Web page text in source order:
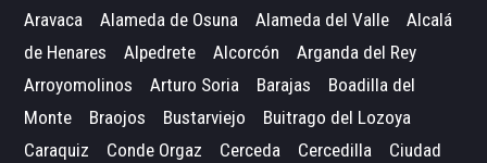
Aravaca
Alameda de Osuna Alameda del Valle
Alcalá
de Henares
Alpedrete Alcorcón
Arganda del Rey
Arroyomolinos
Arturo Soria Barajas
Boadilla del
Monte
Braojos Bustarviejo
Buitrago del Lozoya
Caraquiz
Conde Orgaz Cerceda Cercedilla
Ciudad